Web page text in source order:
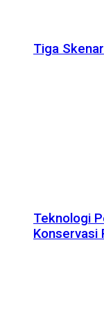
Tiga
Teknologi
Konservasi